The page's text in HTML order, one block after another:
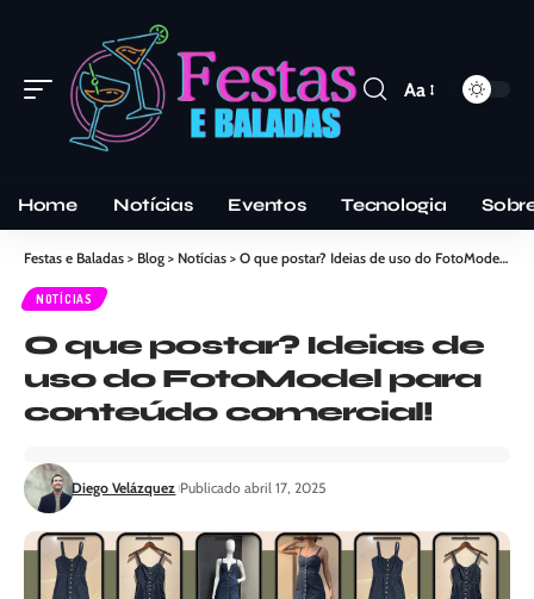
Aa
Home Notícias Eventos Tecnologia
Festas e Baladas > Blog > Notícias > O que postar? Ideias de uso do FotoModel para conteúdo comercial!
NOTÍCIAS
O que postar? Ideias de
uso do FotoModel para
conteúdo comercial!
Diego Velázquez Publicado abril 17, 2025